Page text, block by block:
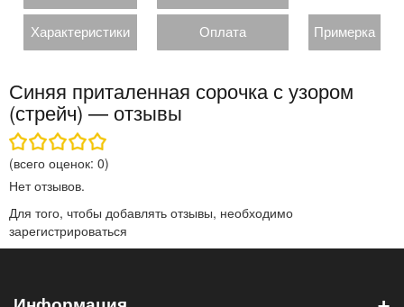
Характеристики Оплата Примерка
Синяя приталенная сорочка с узором
(стрейч) — отзывы
(всего оценок: 0)
Нет отзывов.
Для того, чтобы добавлять отзывы, необходимо
зарегистрироваться